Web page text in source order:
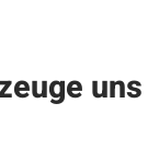
uns